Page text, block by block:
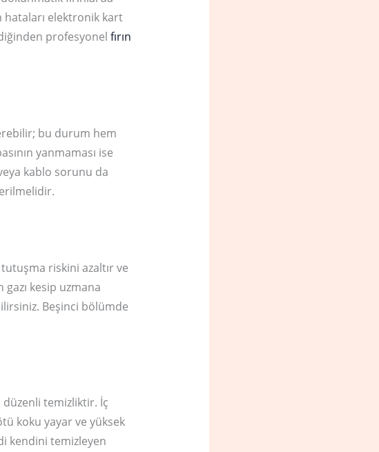
hataları elektronik kart
profesyonelfırın
bu durum hem
yanmaması ise
kablo sorunu da
tutuşma riskini azaltır ve
gazı kesip uzmana
Beşinci bölümde
düzenli temizliktir. İç
koku yayar ve yüksek
kendini temizleyen